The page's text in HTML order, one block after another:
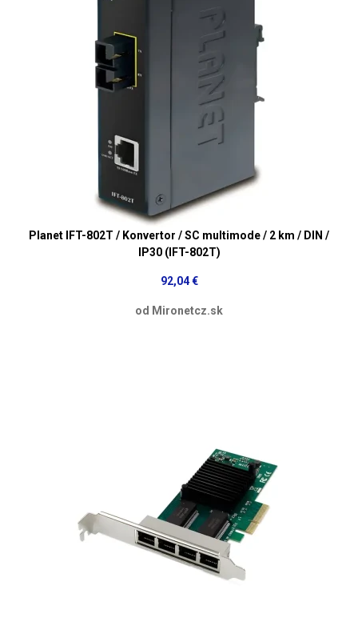
Planet IFT-802T / Konvertor / SC multimode / 2 km / DIN /
IP30 (IFT-802T)
92,04 €
od Mironetcz.sk